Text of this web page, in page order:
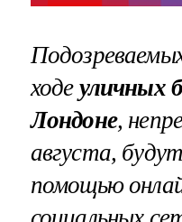
ходе уличных
Лондоне,
августа,
помощью